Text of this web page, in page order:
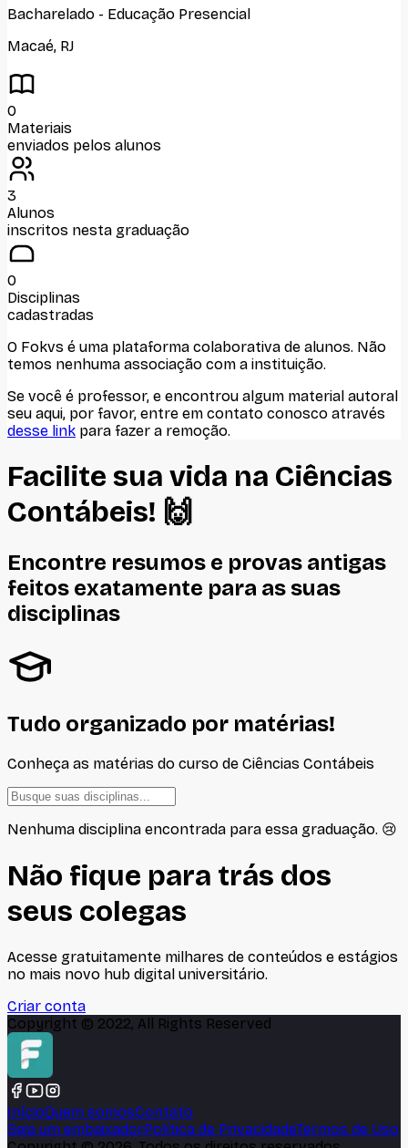
Bacharelado - Educação Presencial
Macaé, RJ
0
Materiais
enviados pelos alunos
3
Alunos
inscritos nesta graduação
0
Disciplinas
cadastradas
O Fokvs é uma plataforma colaborativa de alunos. Não
temos nenhuma associação com a instituição.
Se você é professor, e encontrou algum material autoral
seu aqui, por favor, entre em contato conosco através
desse link para fazer a remoção.
Facilite sua vida na Ciências
Contábeis! 🙌
Encontre resumos e provas antigas
feitos exatamente para as suas
disciplinas
Tudo organizado por matérias!
Conheça as matérias do curso de Ciências Contábeis
Nenhuma disciplina encontrada para essa graduação. 😢
Não fique para trás dos
seus colegas
Acesse gratuitamente milhares de conteúdos e estágios
no mais novo hub digital universitário.
Criar conta
Copyright © 2022, All Rights Reserved
InícioQuem somosContato
Seja um embaixadorPolítica de PrivacidadeTermos de Uso